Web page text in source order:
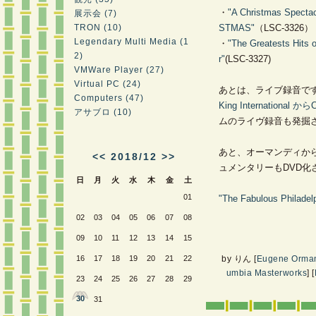
展示会 (7)
TRON (10)
Legendary Multi Media (1
2)
VMWare Player (27)
Virtual PC (24)
Computers (47)
アサブロ (10)
<< 2018/12 >>
日 月 火 水 木 金
土
01
02 03 04 05 06 07 08
09 10 11 12 13 14 15
16 17 18 19 20 21 22
23 24 25 26 27 28 29
30 31
・ "A Christmas
STMAS" （LSC-3326）
・ "The Greatests Hits
r"(LSC-3327)
あとは、ライブ録音で
King International から
ムのライヴ録音も発掘
あと、オーマンディか
ュメンタリーもDVD化
"The Fabulous
by りん [Eugene
umbia Masterworks] [